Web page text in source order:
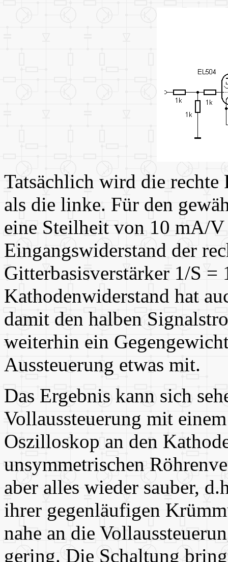
Tatsächlich wird die rechte
als die linke. Für den
eine Steilheit von 10 mA/
Eingangswiderstand der
Gitterbasisverstärker 1/S =
Kathodenwiderstand hat
damit den halben
weiterhin ein
Aussteuerung etwas mit.
Das Ergebnis kann sich
Vollaussteuerung mit
Oszilloskop an den
unsymmetrischen
aber alles wieder sauber,
ihrer gegenläufigen
nahe an die
gering. Die Schaltung